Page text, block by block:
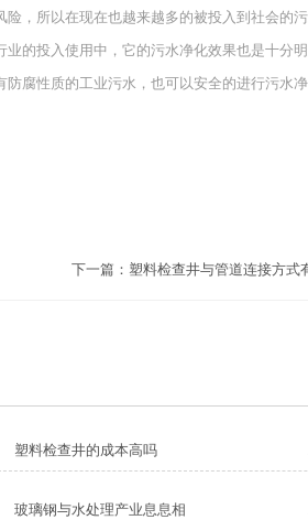
，所以在现在也越来越多的被投入到社会的
的投入使用中，它的污水净化效果也是十分
腐性质的工业污水，也可以安全的进行污水
下一篇： 塑料检查井与管道连接方式
塑料检查井的成本高吗
玻璃钢与水处理产业息息相